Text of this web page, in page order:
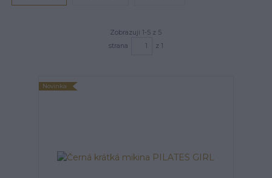
Zobrazuji 1-5 z 5
strana
z 1
Novinka